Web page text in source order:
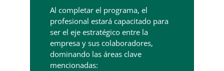
Al completar el programa, el
profesional estará capacitado para
ser el eje estratégico entre la
empresa y sus colaboradores,
dominando las áreas clave
mencionadas: